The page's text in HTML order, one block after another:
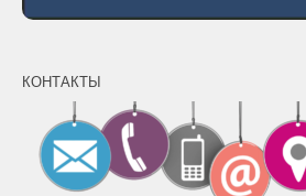
КОНТАКТЫ